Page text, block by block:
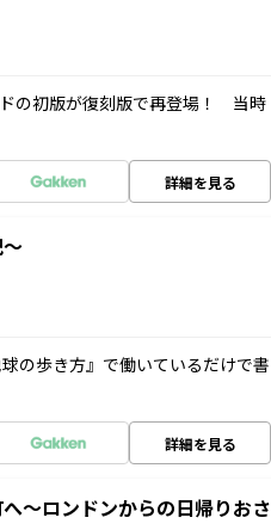
の初版が復刻版で再登場！ 当時
詳細を見る
の歩き方』で働いているだけで書
詳細を見る
～ロンドンからの日帰りおさ